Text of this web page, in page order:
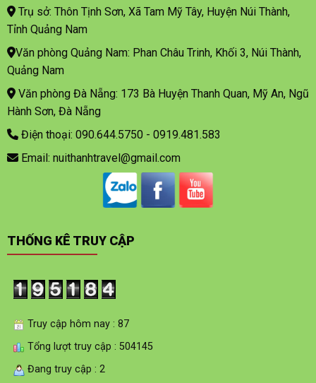
Trụ sở: Thôn Tịnh Sơn, Xã Tam Mỹ Tây, Huyện Núi Thành,
Tỉnh Quảng Nam
Văn phòng Quảng Nam: Phan Châu Trinh, Khối 3, Núi Thành,
Quảng Nam
Văn phòng Đà Nẵng: 173 Bà Huyện Thanh Quan, Mỹ An, Ngũ
Hành Sơn, Đà Nẵng
Điện thoại: 090.644.5750 - 0919.481.583
Email: nuithanhtravel@gmail.com
THỐNG KÊ TRUY CẬP
Truy cập hôm nay : 87
Tổng lượt truy cập : 504145
Đang truy cập : 2